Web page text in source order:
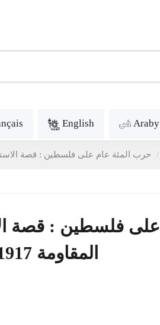
English Araby
حرب المئة عام على فلسطين : قصة الاستعمار
فلسطين : قصة
المقاومة 1917-2017 - رشيد الخالدي